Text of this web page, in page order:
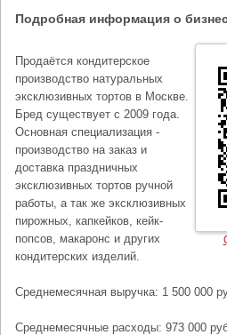
Подробная информация о
Продаётся кондитерское
производство натуральных
эксклюзивных тортов в Москве.
Бред существует с 2009 года.
Основная специализация -
производство на заказ и
доставка праздничных
эксклюзивных тортов ручной
работы, а так же эксклюзивных
пирожных, капкейков, кейк-
попсов, макаронс и других
кондитерских изделий.
Среднемесячная выручка: 1 500 000
Среднемесячные расходы: 973 000